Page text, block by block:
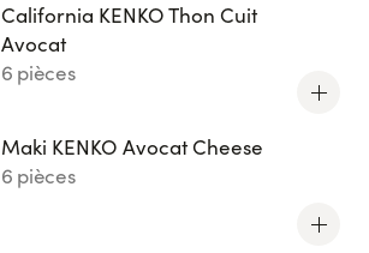
California KENKO Thon Cuit
Avocat
6 pièces
Maki KENKO Avocat Cheese
6 pièces